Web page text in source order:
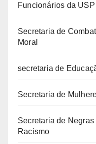
Funcionários da USP
Secretaria de
Moral
secretaria de
Secretaria de
Secretaria de
Racismo